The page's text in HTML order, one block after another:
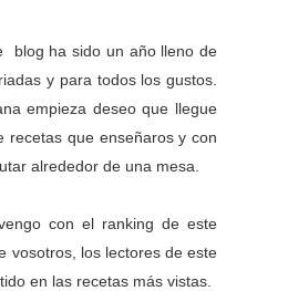
blog ha sido un año lleno de
y para todos los gustos.
empieza deseo que llegue
recetas que enseñaros y con
alrededor de una mesa.
con el ranking de este
vosotros, los lectores de este
en las recetas más vistas.